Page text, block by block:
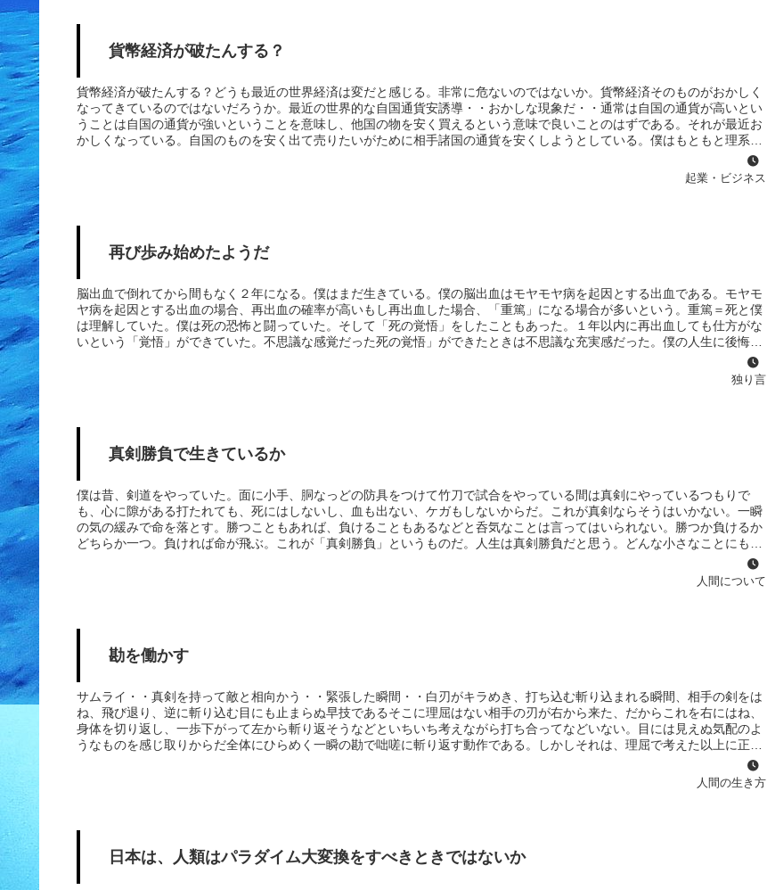
貨幣経済が破たんする？
貨幣経済が破たんする？どうも最近の世界経済は変だと感じる。非常に危ないのではないか。貨幣経済そのものがおかしく
なってきているのではないだろうか。最近の世界的な自国通貨安誘導・・おかしな現象だ・・通常は自国の通貨が高いとい
うことは自国の通貨が強いということを意味し、他国の物を安く買えるという意味で良いことのはずである。それが最近お
かしくなっている。自国のものを安く出て売りたいがために相手諸国の通貨を安くしようとしている。僕はもともと理系で
経済学部でもなく経済の専門家ではないが、昔から変動相場制はおかしいと直感的に思っていた。そもそも通貨とは、もの
価値を評価する尺度であるはずだ。つまり理系的に考えると、物の長さや重さを測定する定規や秤のようなものだと思う。
だから定規や秤は普遍でなければならない。当たり前のことだが定規や秤の尺度がコロコロ変わっては大混乱に陥る。たと
起業・ビジネス
再び歩み始めたようだ
脳出血で倒れてから間もなく２年になる。僕はまだ生きている。僕の脳出血はモヤモヤ病を起因とする出血である。モヤモ
ヤ病を起因とする出血の場合、再出血の確率が高いもし再出血した場合、「重篤」になる場合が多いという。重篤＝死と僕
は理解していた。僕は死の恐怖と闘っていた。そして「死の覚悟」をしたこともあった。１年以内に再出血しても仕方がな
いという「覚悟」ができていた。不思議な感覚だった死の覚悟」ができたときは不思議な充実感だった。僕の人生に後悔は
ないと言い切れた。最後までベストを尽くした人生だったと思えた。道半ばで、「無念ではあるが後悔はない。」このよう
に思えることはある意味で心の幸せだった。奇妙な充実感でいっぱいになっていた。本日2010年10月29日僕は生きてい
る。当時今日まで生きているとは本当に思っていなかった。とっくに再出血し、死を迎えている頃だと考えていた。だから
独り言
真剣勝負で生きているか
僕は昔、剣道をやっていた。面に小手、胴なっどの防具をつけて竹刀で試合をやっている間は真剣にやっているつもりで
も、心に隙がある打たれても、死にはしないし、血も出ない、ケガもしないからだ。これが真剣ならそうはいかない。一瞬
の気の緩みで命を落とす。勝つこともあれば、負けることもあるなどと呑気なことは言ってはいられない。勝つか負けるか
どちらか一つ。負ければ命が飛ぶ。これが「真剣勝負」というものだ。人生は真剣勝負だと思う。どんな小さなことにも命
をかけて真剣にやらなければならないと思う。長い人生失敗することもあるなどと呑気に構えて構えてはいられない。これ
は失敗したときの慰めの言葉であって、初めからこんな気構えでいいわけがない。日ごろ私たちは「真剣にやってます」と
軽々しく言っているが、「真剣」ということははそんなものではない。そして真剣になるかならないか、その度合いによっ
人間について
勘を働かす
サムライ・・真剣を持って敵と相向かう・・緊張した瞬間・・白刃がキラめき、打ち込む斬り込まれる瞬間、相手の剣をは
ね、飛び退り、逆に斬り込む目にも止まらぬ早技であるそこに理屈はない相手の刃が右から来た、だからこれを右にはね、
身体を切り返し、一歩下がって左から斬り返そうなどといちいち考えながら打ち合ってなどいない。目には見えぬ気配のよ
うなものを感じ取りからだ全体にひらめく一瞬の勘で咄嗟に斬り返す動作である。しかしそれは、理屈で考えた以上に正確
に且つ的確に動作し、相手を倒す。勘というと非科学的なものと考えがちだがそうではないと思う。これは日頃の修練から
積み重ねた経験から生まれるものである思う。人間は修練に修練を重ねると科学の力も及ばぬのほどの正確さをもつことが
できるのであると思う。それは人間の脳のなせる技であるのではないか。人間の脳が蓄積できる情報量は無限に近い。修練
人間の生き方
日本は、人類はパラダイム大変換をすべきときではないか